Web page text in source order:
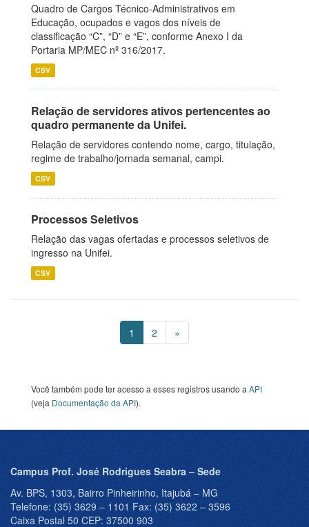
Quadro de Cargos Técnico-Administrativos em
Educação, ocupados e vagos dos níveis de
classificação “C”, “D” e “E”, conforme Anexo I da
Portaria MP/MEC nº 316/2017.
CSV
Relação de servidores ativos pertencentes ao
quadro permanente da Unifei.
Relação de servidores contendo nome, cargo, titulação,
regime de trabalho/jornada semanal, campi.
CSV
Processos Seletivos
Relação das vagas ofertadas e processos seletivos de
ingresso na Unifei.
CSV
1 2 »
Você também pode ter acesso a esses registros usando a API
(veja Documentação da API).
Campus Prof. José Rodrigues Seabra – Sede
Av. BPS, 1303, Bairro Pinheirinho, Itajubá – MG
Telefone: (35) 3629 – 1101 Fax: (35) 3622 – 3596
Caixa Postal 50 CEP: 37500 903